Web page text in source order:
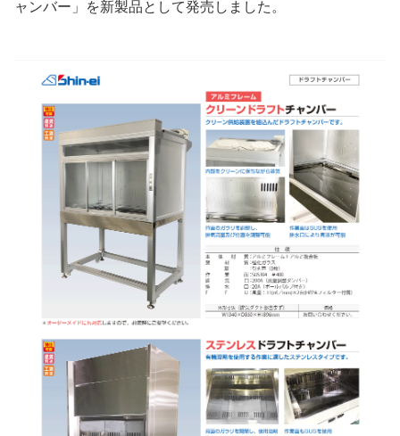
ャンバー」を新製品として発売しました。